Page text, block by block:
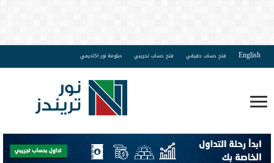
English فتح حساب حقيقي فتح حساب تجريبي دبلومة نور اكاديمي